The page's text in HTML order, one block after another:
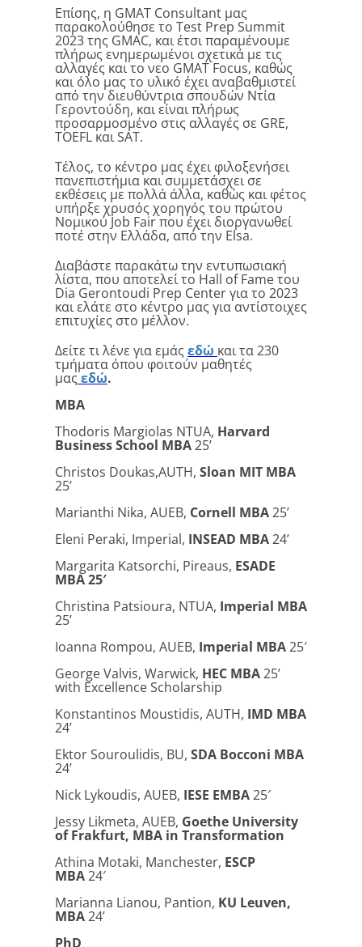
Επίσης, η GMAT Consultant μας
παρακολούθησε το Test Prep Summit
2023 της GMAC, και έτσι παραμένουμε
πλήρως ενημερωμένοι σχετικά με τις
αλλαγές και το νεο GMAT Focus, καθώς
και όλο μας το υλικό έχει αναβαθμιστεί
από την διευθύντρια σπουδών Ντία
Γεροντούδη, και είναι πλήρως
προσαρμοσμένο στις αλλαγές σε GRE,
TOEFL και SAT.
Τέλος, το κέντρο μας έχει φιλοξενήσει
πανεπιστήμια και συμμετάσχει σε
εκθέσεις με πολλά άλλα, καθώς και φέτος
υπήρξε χρυσός χορηγός του πρώτου
Νομικού Job Fair που έχει διοργανωθεί
ποτέ στην Ελλάδα, από την Elsa.
Διαβάστε παρακάτω την εντυπωσιακή
λίστα, που αποτελεί το Hall of Fame του
Dia Gerontoudi Prep Center για το 2023
και ελάτε στο κέντρο μας για αντίστοιχες
επιτυχίες στο μέλλον.
Δείτε τι λένε για εμάς εδώ και τα 230
τμήματα όπου φοιτούν μαθητές
μαςεδώ.
MBA
Thodoris Margiolas NTUA, Harvard
Business School MBA25’
Christos Doukas,AUTH, Sloan MIT MBA
25’
Marianthi Nika, AUEB, Cornell MBA25’
Eleni Peraki, Imperial, INSEAD MBA24’
Margarita Katsorchi, Pireaus, ESADE
MBA 25′
Christina Patsioura, NTUA, Imperial MBA
25’
Ioanna Rompou, AUEB, Imperial MBA25′
George Valvis, Warwick, HEC MBA25’
with Excellence Scholarship
Konstantinos Moustidis, AUTH, IMD MBA
24’
Ektor Souroulidis, BU, SDA Bocconi MBA
24’
Nick Lykoudis, AUEB, IESE EMBA25′
Jessy Likmeta, AUEB, Goethe University
of Frakfurt, MBA in Transformation
Athina Motaki, Manchester, ESCP
MBA24′
Marianna Lianou, Pantion, KU Leuven,
MBA24’
PhD